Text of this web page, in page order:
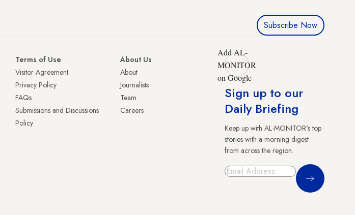
Subscribe Now
Terms of Use
Visitor Agreement
Privacy Policy
FAQs
Submissions and Discussions
Policy
About Us
About
Journalists
Team
Careers
Add AL-
MONITOR
on Google
Sign up to our
Daily Briefing
Keep up with AL-MONITOR's top
stories with a morning digest
from across the region.
Sign Up